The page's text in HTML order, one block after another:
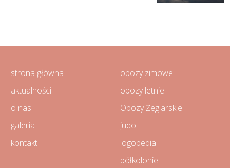
strona główna
aktualności
o nas
galeria
kontakt
obozy zimowe
obozy letnie
Obozy Żeglarskie
judo
logopedia
półkolonie